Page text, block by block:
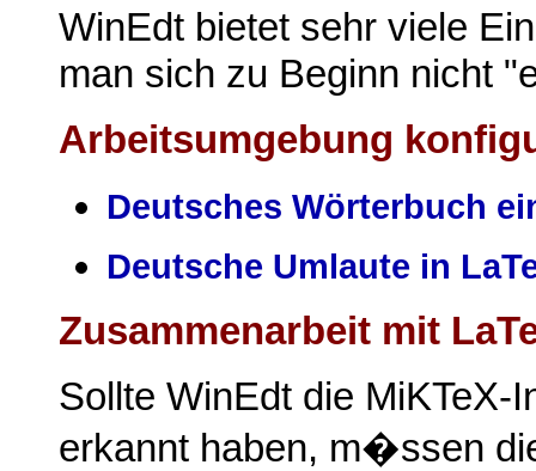
WinEdt bietet sehr viele
man sich zu Beginn nicht
Arbeitsumgebung
Deutsches Wörterbuch
Deutsche Umlaute in
Zusammenarbeit mit
Sollte WinEdt die MiKTeX-
erkannt haben, m�ssen